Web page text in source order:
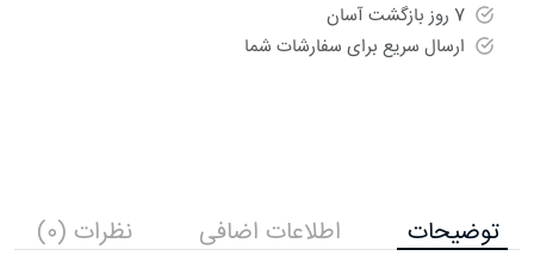
7 روز بازگشت آسان
ارسال سریع برای سفارشات شما
توضیحات اطلاعات اضافی نظرات (0)